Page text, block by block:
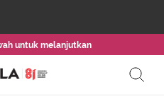
untuk melanjutkan